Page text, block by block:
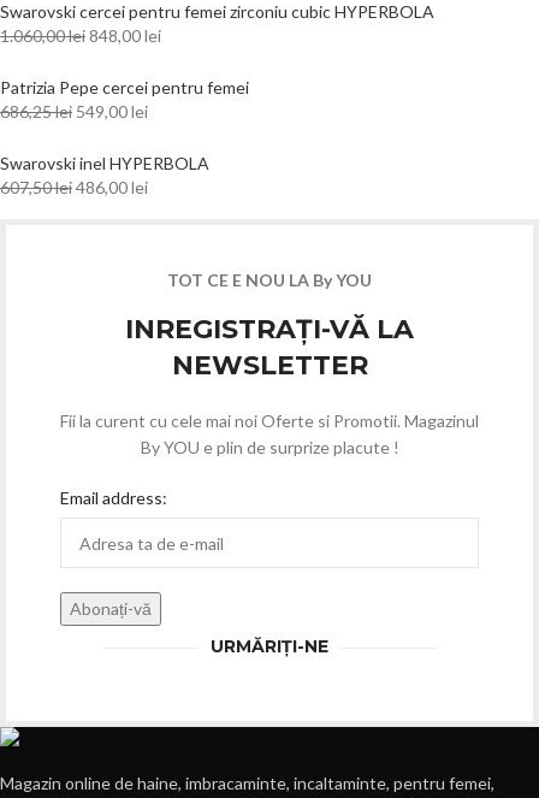
Swarovski cercei pentru femei zirconiu cubic HYPERBOLA
1.060,00lei848,00lei
Patrizia Pepe cercei pentru femei
686,25lei 549,00lei
Swarovski inel HYPERBOLA
607,50lei486,00lei
TOT CE E NOU LA By YOU
INREGISTRAȚI-VĂ LA
NEWSLETTER
Fii la curent cu cele mai noi Oferte si Promotii. Magazinul
By YOU e plin de surprize placute !
Email address:
URMĂRIȚI-NE
Magazin online de haine, imbracaminte, incaltaminte, pentru femei,